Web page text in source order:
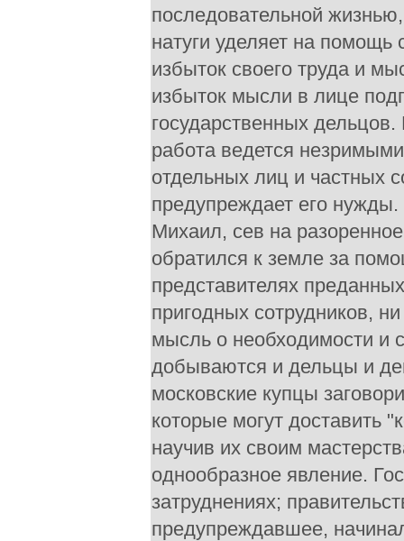
последовательной
натуги уделяет на помощь
избыток своего труда и
избыток мысли в лице
государственных
работа ведется
отдельных лиц и частных
предупреждает его
Михаил, сев на
обратился к земле за
представителях
пригодных сотрудников,
мысль о необходимости и
добываются и дельцы и
московские купцы
которые могут доставить
научив их своим
однообразное явление.
затруднениях;
предупреждавшее,